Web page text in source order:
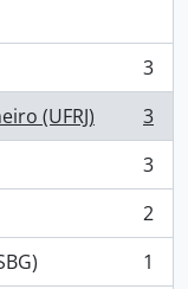
3
(UFRJ)
3
3
2
1